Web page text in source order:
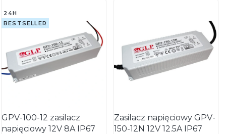
24H
BESTSELLER
GPV-100-12 zasilacz
napięciowy 12V 8A IP67
Zasilacz napięciowy GPV-
150-12N 12V 12.5A IP67